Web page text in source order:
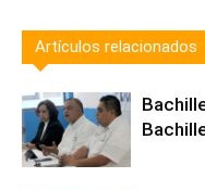
Artículos relacionados